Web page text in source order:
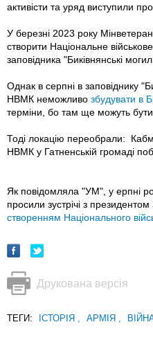
активісти та уряд виступили
У березні 2023 року
створити Національне
заповідника "Биківнянські
Однак в серпні в заповіднику
НВМК неможливо збудувати в
терміни, бо там ще можуть бути
Тоді локацію переобрали:
НВМК у Гатненській громаді
Як повідомляла "УМ", у ерпні
просили зустрічі з
створенням Національного
Друкована версія
ТЕГИ: ІСТОРІЯ АРМІЯ